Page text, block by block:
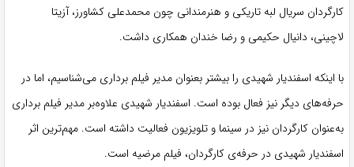
کارگردان سریال لبه تاریکی و هنرمندانی چون محمدعلی کشاورز، آزیتا
لاچینی، دانیال حکیمی و رضا خندان همکاری داشت.
با اینکه اسفندیار شهیدی را بیشتر بعنوان مدیر فیلم برداری می‌شناسیم، اما در
حرفه‌های دیگر نیز فعال بوده است. اسفندیار شهیدی علاوه‌بر مدیر فیلم برداری
به‌عنوان کارگردان نیز در سینما و تلویزیون فعالیت داشته است. مهم‌ترین اثر
اسفندیار شهیدی در حرفه‌ی کارگردان، فیلم مرضیه است.